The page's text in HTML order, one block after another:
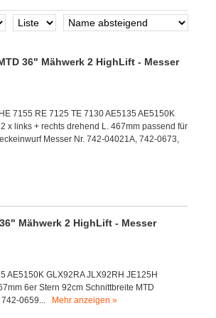
36" Mähwerk 2 HighLift - Messer
7155 RE 7125 TE 7130 AE5135 AE5150K
x links + rechts drehend L. 467mm passend für
Messer Nr. 742-04021A, 742-0673,
Mähwerk 2 HighLift - Messer
AE5150K GLX92RA JLX92RH JE125H
6er Stern 92cm Schnittbreite MTD
742-0659...
Mehr anzeigen »